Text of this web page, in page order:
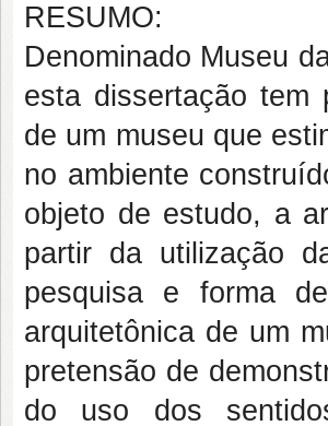
RESUMO:
Denominado Museu
esta dissertação tem
de um museu que
no ambiente
objeto de estudo, a
partir da utilização
pesquisa e forma
arquitetônica de um
pretensão de
do uso dos